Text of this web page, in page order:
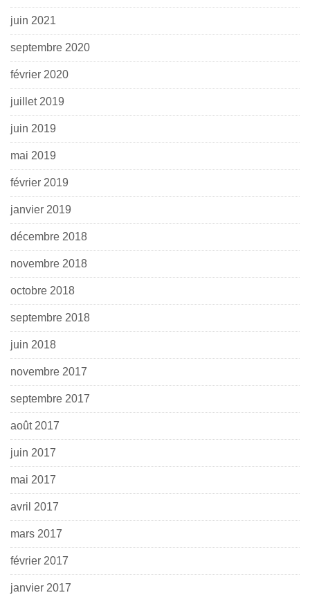
juin 2021
septembre 2020
février 2020
juillet 2019
juin 2019
mai 2019
février 2019
janvier 2019
décembre 2018
novembre 2018
octobre 2018
septembre 2018
juin 2018
novembre 2017
septembre 2017
août 2017
juin 2017
mai 2017
avril 2017
mars 2017
février 2017
janvier 2017